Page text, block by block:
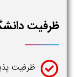
ظرفیت
ظرفیت